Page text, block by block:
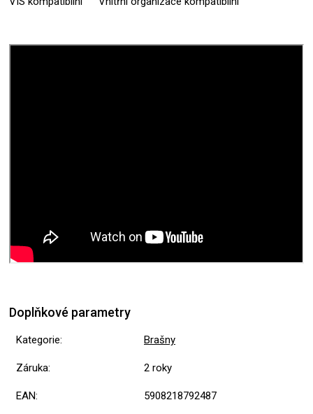
Doplňkové parametry
Kategorie: Brašny
Záruka: 2 roky
EAN: 5908218792487